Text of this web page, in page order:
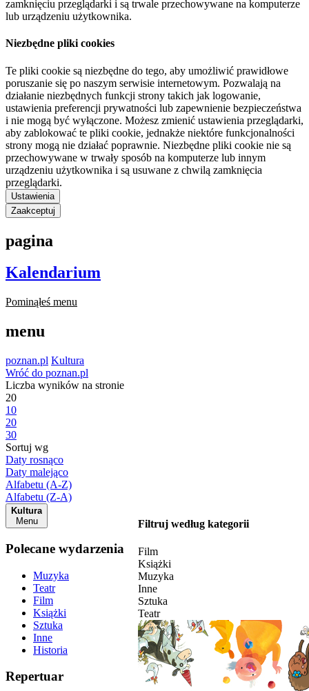
zamknięciu przeglądarki i są trwale przechowywane na komputerze
lub urządzeniu użytkownika.
Niezbędne pliki cookies
Te pliki cookie są niezbędne do tego, aby umożliwić prawidłowe
poruszanie się po naszym serwisie internetowym. Pozwalają na
działanie niezbędnych funkcji strony takich jak logowanie,
ustawienia preferencji prywatności lub zapewnienie bezpieczeństwa
i nie mogą być wyłączone. Możesz zmienić ustawienia przeglądarki,
aby zablokować te pliki cookie, jednakże niektóre funkcjonalności
strony mogą nie działać poprawnie. Niezbędne pliki cookie nie są
przechowywane w trwały sposób na komputerze lub innym
urządzeniu użytkownika i są usuwane z chwilą zamknięcia
przeglądarki.
Ustawienia
Zaakceptuj
pagina
Kalendarium
Pominąłeś menu
menu
poznan.pl Kultura
Wróć do poznan.pl
Liczba wyników na stronie
20
10
20
30
Sortuj wg
Daty rosnąco
Daty malejąco
Alfabetu (A-Z)
Alfabetu (Z-A)
Kultura
Menu
Polecane wydarzenia
Muzyka
Teatr
Film
Książki
Sztuka
Inne
Historia
Repertuar
Filtruj według kategorii
Film
Książki
Muzyka
Inne
Sztuka
Teatr